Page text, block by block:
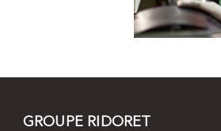
GROUPE RIDORET